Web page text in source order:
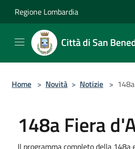
Regione Lombardia
Città di San
Home > Novità > Notizie >
148a Fiera
Il programma completo della 148a